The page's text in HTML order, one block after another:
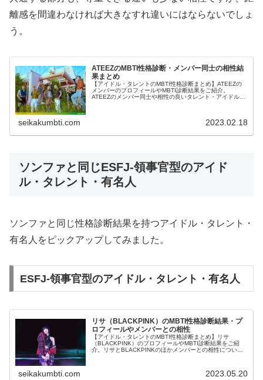
離感を間違わなければ大きなすれ違いにはならないでしょ
う。
ATEEZのMBTI性格診断・メンバー同士の相性結
果まとめ
【アイドル・タレントのMBTI性格診断まとめ】ATEEZの
メンバーのプロフィールやMBTI診断結果をご紹介。
ATEEZのメンバー同士や相性の良いタレント・アイドルの
seikakumbti.com 2023.02.18
ソンファと同じESFJ-領事官型のアイド
ル・タレント・有名人
ソンファと同じ性格診断結果を持つアイドル・タレント・
有名人をピックアップしてみました。
ESFJ-領事官型のアイドル・タレント・有名人
リサ（BLACKPINK）のMBTI性格診断結果・プ
ロフィールやメンバーとの相性
【アイドル・タレントのMBTI性格診断まとめ】リサ
（BLACKPINK）のプロフィールやMBTI診断結果をご紹
介。リサとBLACKPINKのほかメンバーとの相性について
seikakumbti.com 2023.05.20